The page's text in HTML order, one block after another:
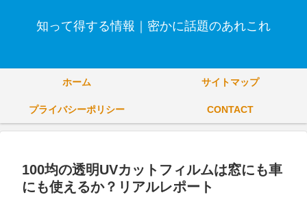
知って得する情報｜密かに話題のあれこれ
ホーム サイトマップ
プライバシーポリシー CONTACT
100均の透明UVカットフィルムは窓にも車
にも使えるか？リアルレポート